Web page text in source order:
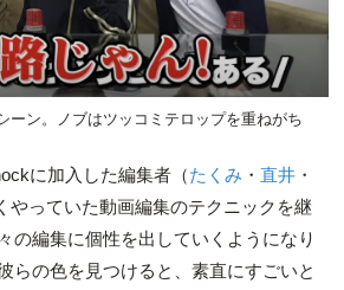
ーン。ノブはツッコミテロップを重ねがち
に加入した編集者（たくみ ・ 直井・
やっていた動画編集のテクニックを継
の編集に個性を出していくようになり
らの色を見つけると、素直にすごいと